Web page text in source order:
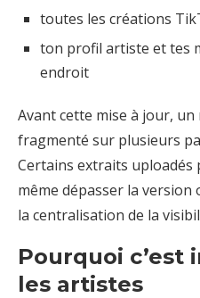
toutes les créations
ton profil artiste et tes
endroit
Avant cette mise à jour,
fragmenté sur plusieurs
Certains extraits uploadés
même dépasser la version
la centralisation de la
Pourquoi
les artistes